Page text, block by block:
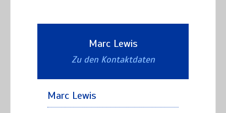
Marc Lewis
Zu den Kontaktdaten
Marc Lewis